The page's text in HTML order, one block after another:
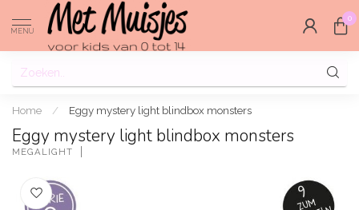
MENU
0
Home / Eggy mystery light blindbox monsters
Eggy mystery light blindbox monsters
MEGALIGHT